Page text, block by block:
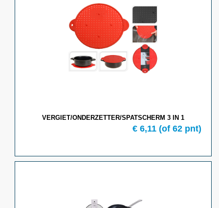
VERGIET/ONDERZETTER/SPATSCHERM 3 IN 1
€ 6,11 (of 62 pnt)